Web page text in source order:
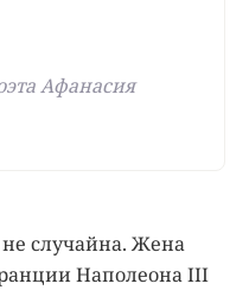
Афанасия
не случайна. Жена
Наполеона III